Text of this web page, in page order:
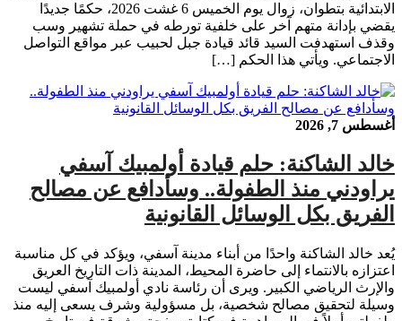
الابتدائية بتطوان، زوال يوم الخميس 6 غشت 2026، حكمًا جديدًا
يقضي بإدانة متهم آخر على خلفية تورطه في حملة تشهير وسب
وقذف استهدفت السيد قائد قيادة جبل لحبيب عبر مواقع التواصل
الاجتماعي. ويأتي هذا الحكم […]
أغسطس 7, 2026
خالد الشاكنة: حلم قيادة أولمبيك آسفي
يراودني منذ الطفولة.. وسأدافع عن مصالح
الفريق بكل الوسائل القانونية
يُعد خالد الشاكنة واحدًا من أبناء مدينة آسفي، ويؤكد في كل مناسبة
اعتزازه بالانتماء إلى حاضرة المحيط، المدينة ذات التاريخ العريق
والإرث الرياضي الكبير. ويرى أن رئاسة نادي أولمبيك آسفي ليست
وسيلة لتحقيق مصالح شخصية، بل مسؤولية وشرف يسعى إليه منذ